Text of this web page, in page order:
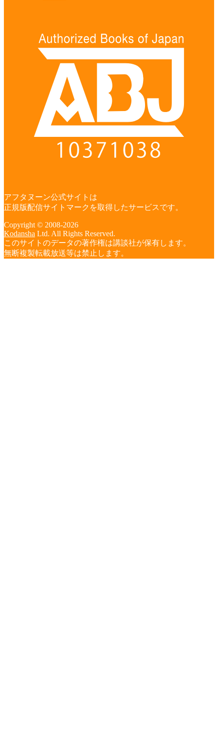
アフタヌーン公式サイトは
正規版配信サイトマークを取得したサービスです。
Copyright © 2008-2026
Kodansha Ltd. All Rights Reserved.
このサイトのデータの著作権は講談社が保有します。
無断複製転載放送等は禁止します。